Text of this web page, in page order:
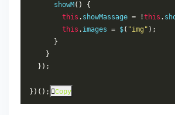
      showM
()
{
this . showMassage = !this .
this . images = $( "img" );
}
}
});
})(); Copy